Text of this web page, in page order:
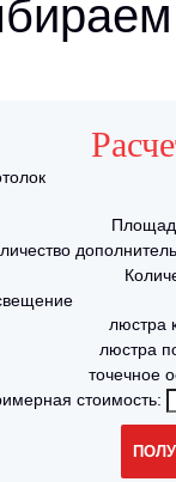
люстра
люстра
точечное
стоимость: